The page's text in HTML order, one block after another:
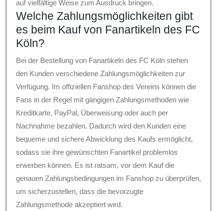
auf vielfältige Weise zum Ausdruck bringen.
Welche Zahlungsmöglichkeiten gibt
es beim Kauf von Fanartikeln des FC
Köln?
Bei der Bestellung von Fanartikeln des FC Köln stehen
den Kunden verschiedene Zahlungsmöglichkeiten zur
Verfügung. Im offiziellen Fanshop des Vereins können die
Fans in der Regel mit gängigen Zahlungsmethoden wie
Kreditkarte, PayPal, Überweisung oder auch per
Nachnahme bezahlen. Dadurch wird den Kunden eine
bequeme und sichere Abwicklung des Kaufs ermöglicht,
sodass sie ihre gewünschten Fanartikel problemlos
erwerben können. Es ist ratsam, vor dem Kauf die
genauen Zahlungsbedingungen im Fanshop zu überprüfen,
um sicherzustellen, dass die bevorzugte
Zahlungsmethode akzeptiert wird.